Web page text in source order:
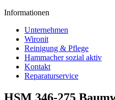
Informationen
Unternehmen
Wironit
Reinigung & Pflege
Hammacher sozial aktiv
Kontakt
Reparaturservice